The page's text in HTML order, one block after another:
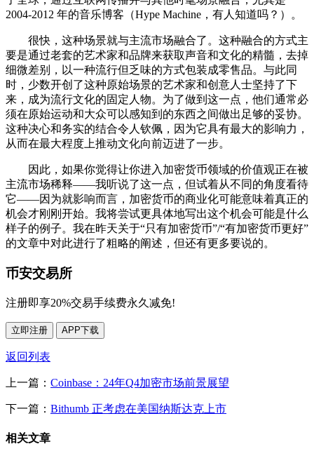
2004-2012 年的音乐博客（Hype Machine，有人知道吗？）。
很快，这种场景就与主流市场融合了。这种融合的方式主
要是通过老套的艺术家和品牌来获取声音和文化的精髓，去掉
细微差别，以一种流行但乏味的方式包装成零售品。与此同
时，少数开创了这种原始场景的艺术家和创意人士坚持了下
来，成为流行文化的固定人物。为了做到这一点，他们通常必
须在原始运动和大众可以感知到的东西之间做出足够的妥协。
这种决心和务实的结合令人钦佩，因为它具有最大的影响力，
从而在最大程度上推动文化向前迈进了一步。
因此，如果你觉得让你进入加密货币领域的价值观正在被
主流市场稀释——我听说了这一点，但试着从不同的角度看待
它——因为就影响而言，加密货币的商业化可能意味着真正的
机会才刚刚开始。我将尝试更具体地写出这个机会可能是什么
样子的例子。我在昨天关于“只有加密货币”/“有加密货币更好”
的文章中对此进行了粗略的阐述，但还有更多要说的。
币安交易所
注册即享20%交易手续费永久减免!
立即注册 APP下载
返回列表
上一篇： Coinbase：24年Q4加密市场前景展望
下一篇： Bithumb 正考虑在美国纳斯达克上市
相关文章